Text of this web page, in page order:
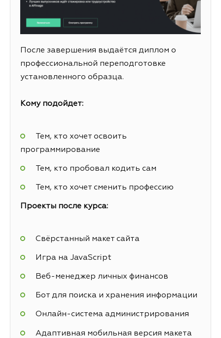
После завершения выдаётся диплом о
профессиональной переподготовке
установленного образца.
Кому подойдет:
Тем, кто хочет освоить
программирование
Тем, кто пробовал кодить сам
Тем, кто хочет сменить профессию
Проекты после курса:
Свёрстанный макет сайта
Игра на JavaScript
Веб-менеджер личных финансов
Бот для поиска и хранения информации
Онлайн-система администрирования
Адаптивная мобильная версия макета